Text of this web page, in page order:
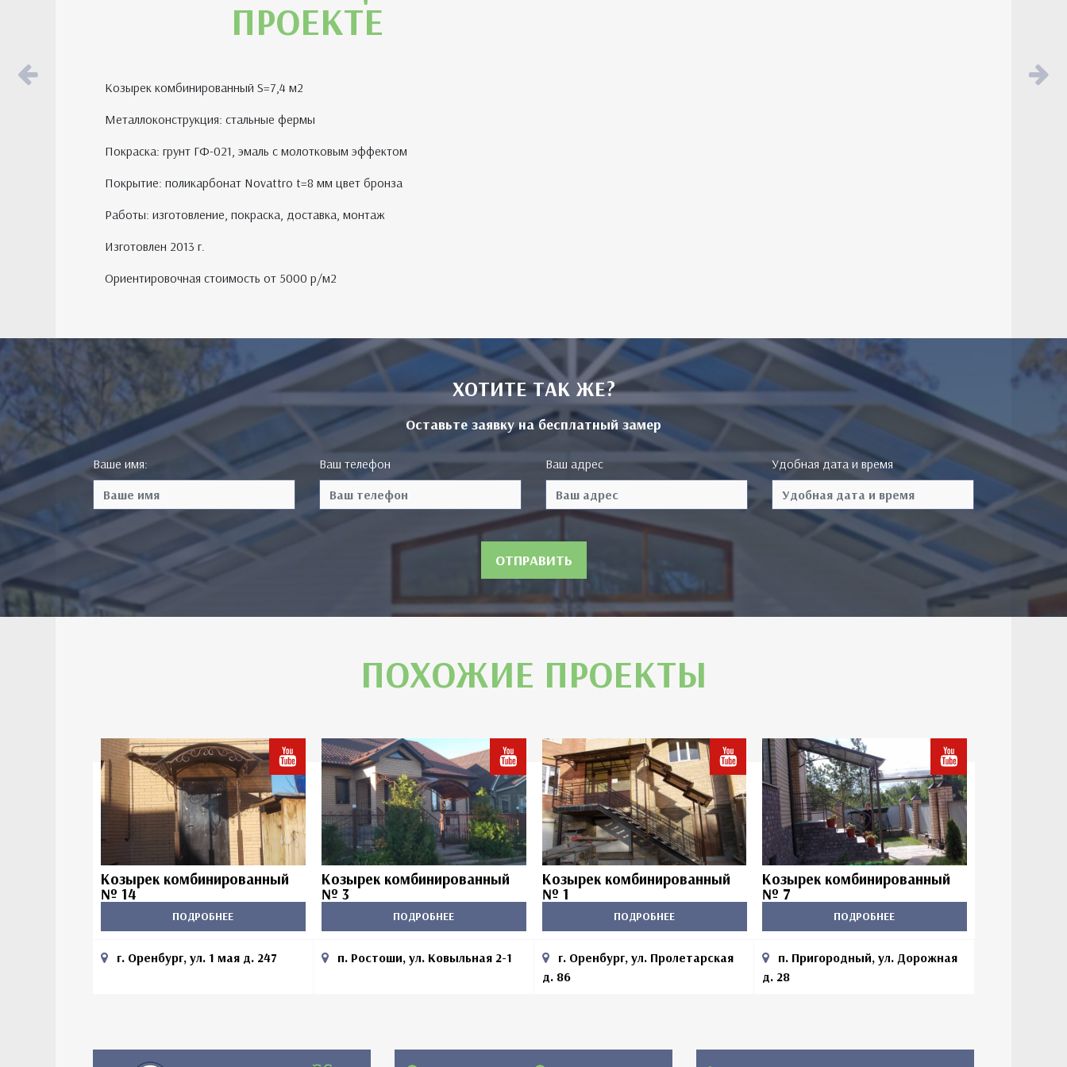
ПРОЕКТЕ
Козырек комбинированный S=7,4 м2
Металлоконструкция: стальные фермы
Покраска: грунт ГФ-021, эмаль с молотковым эффектом
Покрытие: поликарбонат Novattro t=8 мм цвет бронза
Работы: изготовление, покраска, доставка, монтаж
Изготовлен 2013 г.
Ориентировочная стоимость от 5000 р/м2
ХОТИТЕ ТАК ЖЕ?
Оставьте заявку на бесплатный замер
Ваше имя: Ваш телефон Ваш адрес Удобная дата и время
ОТПРАВИТЬ
ПОХОЖИЕ ПРОЕКТЫ
Козырек комбинированный
№ 14
ПОДРОБНЕЕ
г. Оренбург, ул. 1 мая д. 247
Козырек комбинированный
№ 3
ПОДРОБНЕЕ
п. Ростоши, ул. Ковыльная 2-1
Козырек комбинированный
№ 1
ПОДРОБНЕЕ
г. Оренбург, ул. Пролетарская
д. 86
Козырек комбинированный
№ 7
ПОДРОБНЕЕ
п. Пригородный, ул. Дорожная
д. 28